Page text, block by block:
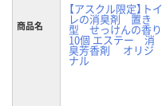
商品名
【アスクル限定】トイ
レの消臭剤 置き
型 せっけんの香り
10個 エステー 消
臭芳香剤 オリジ
ナル